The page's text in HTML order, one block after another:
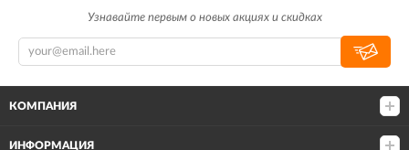
Узнавайте первым о новых акциях и скидках
КОМПАНИЯ
ИНФОРМАЦИЯ